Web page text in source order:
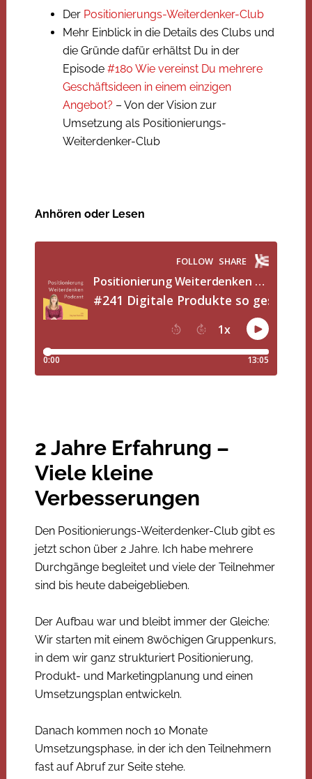
Der Positionierungs-Weiterdenker-Club
Mehr Einblick in die Details des Clubs und
die Gründe dafür erhältst Du in der
Episode #180 Wie vereinst Du mehrere
Geschäftsideen in einem einzigen
Angebot? – Von der Vision zur
Umsetzung als Positionierungs-
Weiterdenker-Club
Anhören oder Lesen
2 Jahre Erfahrung –
Viele kleine
Verbesserungen
Den Positionierungs-Weiterdenker-Club gibt es
jetzt schon über 2 Jahre. Ich habe mehrere
Durchgänge begleitet und viele der Teilnehmer
sind bis heute dabeigeblieben.
Der Aufbau war und bleibt immer der Gleiche:
Wir starten mit einem 8wöchigen Gruppenkurs,
in dem wir ganz strukturiert Positionierung,
Produkt- und Marketingplanung und einen
Umsetzungsplan entwickeln.
Danach kommen noch 10 Monate
Umsetzungsphase, in der ich den Teilnehmern
fast auf Abruf zur Seite stehe.